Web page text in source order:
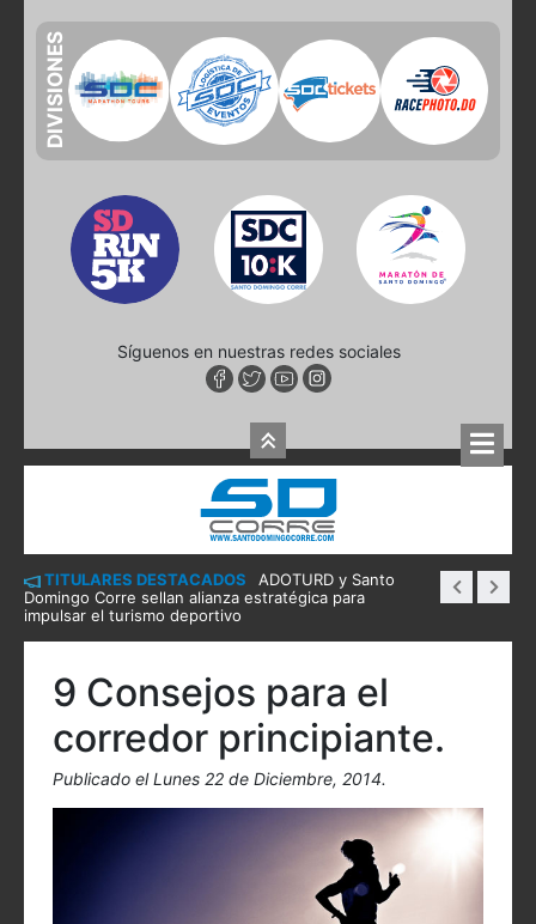
DIVISIONES
Síguenos en nuestras redes sociales
TITULARES DESTACADOS
ADOTURD y Santo
Domingo Corre sellan alianza estratégica para
impulsar el turismo deportivo
9 Consejos para el
corredor principiante.
Publicado el Lunes 22 de Diciembre, 2014.